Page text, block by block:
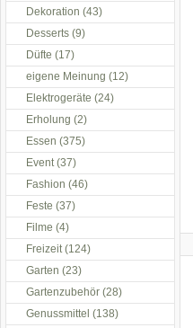
Dekoration (43)
Desserts (9)
Düfte (17)
eigene Meinung (12)
Elektrogeräte (24)
Erholung (2)
Essen (375)
Event(37)
Fashion (46)
Feste (37)
Filme (4)
Freizeit(124)
Garten (23)
Gartenzubehör (28)
Genussmittel (138)